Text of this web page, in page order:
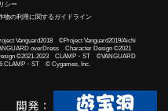
シー
物の利用に関するガイドライン
Vanguard2018 ©Project Vanguard2019/Aichi
overDress Character Design ©2021
©2021-2023 CLAMP・ST ©VANGUARD
CLAMP・ST © Cygames, Inc.